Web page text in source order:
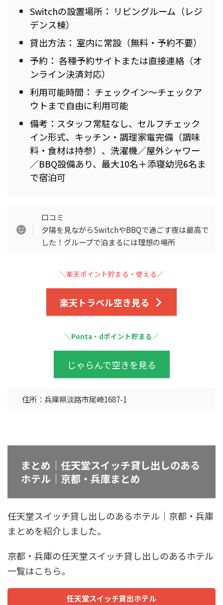
Switchの設置場所： リビングルーム（レジ
デンス棟）
貸出方法： 室内に常設（無料・予約不要）
予約： 各種予約サイトまたは直接連絡（オ
ンライン決済対応）
利用可能時間： チェックイン～チェックア
ウトまで自由に利用可能
備考：スタッフ常駐なし、セルフチェック
イン形式、キッチン・調理家電完備（調味
料・食材は持参）、洗濯機／屋外シャワー
／BBQ設備あり、最大10名＋添寝幼児6名ま
で宿泊可
口コミ
夕陽を見ながらSwitchやBBQで過ごす夜は最高で
した！グループで泊まるには理想の場所
＼楽天ポイント貯まる・使える／
楽天トラベル空き見る
＼Ponta・dポイント貯まる／
じゃらんで空きを見る
住所：兵庫県淡路市尾崎1687-1
まとめ｜任天堂スイッチ貸し出しのある
ホテル｜京都・兵庫まとめ
任天堂スイッチ貸し出しのあるホテル｜京都・兵庫
まとめを紹介しました。
京都・兵庫の任天堂スイッチ貸し出しのあるホテル
一覧はこちら。
任天堂スイッチ貸出ホテル